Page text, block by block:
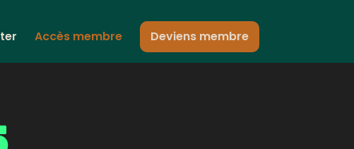
Accès membre Deviens membre